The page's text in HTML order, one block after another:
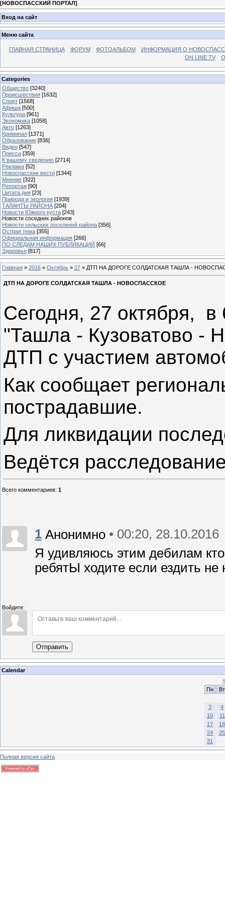
[НОВОСПАССКИЙ ПОРТАЛ]
Вход на сайт
Меню сайта
ГЛАВНАЯ СТРАНИЦА ФОРУМ ФОТОАЛЬБОМ
ИНФОРМАЦИЯ О
ON LINE TV
Categories
Общество [3240]
Происшествия [1632]
Спорт [1568]
Афиша [500]
Культура [961]
Экономика [1058]
Авто [1263]
Криминал [1371]
Образование [836]
Видео [547]
Пресса [359]
К вашему сведению [2714]
Реклама [52]
Новоспасские вести [1344]
Мнение [322]
Репортаж [90]
Цитата дня [23]
Природа и экология [1939]
ТАЛАНТЫ РАЙОНА [204]
Новости Южного куста [243]
Новости соседних районов
Новости сельских поселений района [356]
Острая тема [355]
Официальная информация [266]
ПО СЛЕДАМ НАШИХ ПУБЛИКАЦИЙ [66]
Здоровье [817]
Главная » 2016 » Октябрь » 27 » ДТП НА ДОРОГЕ СОЛДАТСКАЯ ТАШЛА -
ДТП НА ДОРОГЕ СОЛДАТСКАЯ ТАШЛА - НОВОСПАССКОЕ
Сегодня, 27 октября, в
"Ташла - Кузоватово -
ДТП с участием
Как сообщает
пострадавшие.
Для ликвидации
Ведётся
Всего комментариев: 1
1 Анонимно • 00:20, 28.10.2016
Я удивляюсь этим дебилам
ребятЫ ходите если ездить
Войдите:
Отправить
Calendar
«
Пн
Вт
3
4
10
11
17
18
24
25
31
Полная версия сайта